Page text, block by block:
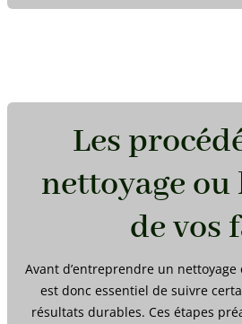
Les
nettoyage
de vos
Avant d’entreprendre un
est donc essentiel de suivre
résultats durables. Ces étapes